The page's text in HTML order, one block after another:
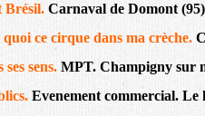
Brésil. Carnaval de Domont (95)
ce cirque dans ma crèche.
sens. MPT. Champigny sur
Evenement commercial. Le